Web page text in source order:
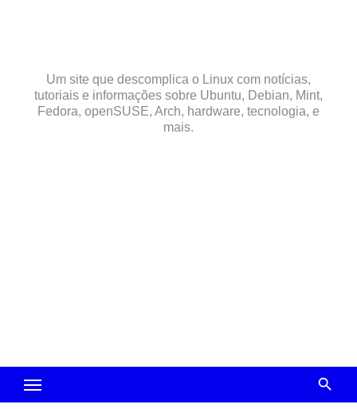
Um site que descomplica o Linux com notícias,
tutoriais e informações sobre Ubuntu, Debian, Mint,
Fedora, openSUSE, Arch, hardware, tecnologia, e
mais.